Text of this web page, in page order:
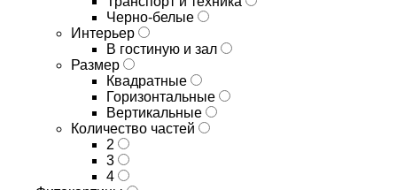
Черно-белые
Интерьер
В гостиную и зал
Размер
Квадратные
Горизонтальные
Вертикальные
Количество частей
2
3
4